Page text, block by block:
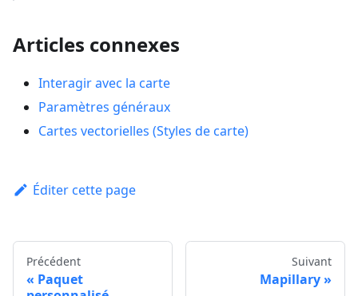
Articles connexes
Interagir avec la carte
Paramètres généraux
Cartes vectorielles (Styles de carte)
Éditer cette page
Précédent
Paquet
Suivant
Mapillary